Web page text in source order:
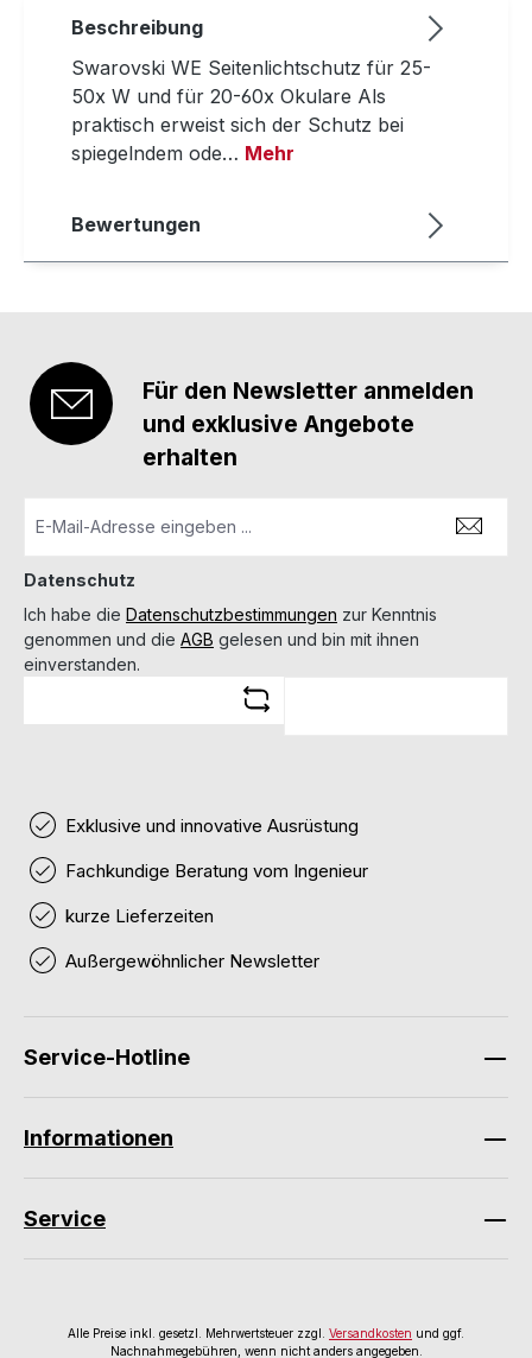
Beschreibung
Swarovski WE Seitenlichtschutz für 25-
50x W und für 20-60x Okulare Als
praktisch erweist sich der Schutz bei
spiegelndem ode… Mehr
Bewertungen
Für den Newsletter anmelden
und exklusive Angebote
erhalten
Datenschutz
Ich habe die Datenschutzbestimmungen zur Kenntnis
genommen und die AGB gelesen und bin mit ihnen
einverstanden.
Exklusive und innovative Ausrüstung
Fachkundige Beratung vom Ingenieur
kurze Lieferzeiten
Außergewöhnlicher Newsletter
Service-Hotline
Informationen
Service
Alle Preise inkl. gesetzl. Mehrwertsteuer zzgl. Versandkosten und ggf.
Nachnahmegebühren, wenn nicht anders angegeben.